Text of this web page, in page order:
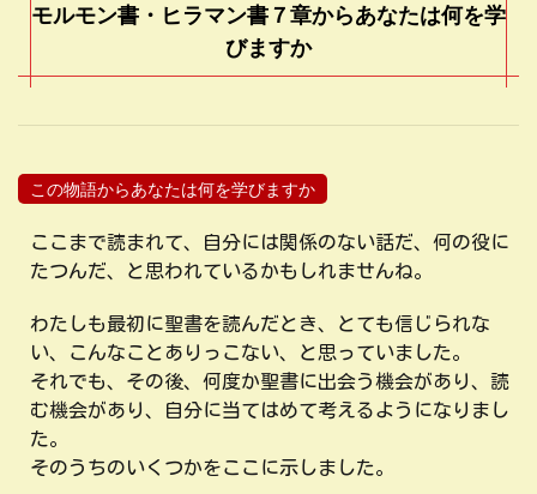
モルモン書・ヒラマン書７章からあなたは何を学
びますか
この物語からあなたは何を学びますか
ここまで読まれて、自分には関係のない話だ、何の役に
たつんだ、と思われているかもしれませんね。
わたしも最初に聖書を読んだとき、とても信じられな
い、こんなことありっこない、と思っていました。
それでも、その後、何度か聖書に出会う機会があり、読
む機会があり、自分に当てはめて考えるようになりまし
た。
そのうちのいくつかをここに示しました。